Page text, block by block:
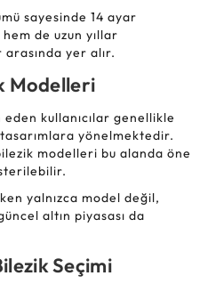
sayesinde 14 ayar
de uzun yıllar
yer alır.
Modelleri
kullanıcılar genellikle
tasarımlara yönelmektedir.
modelleri bu alanda öne
yalnızca model değil,
altın piyasası da
Seçimi